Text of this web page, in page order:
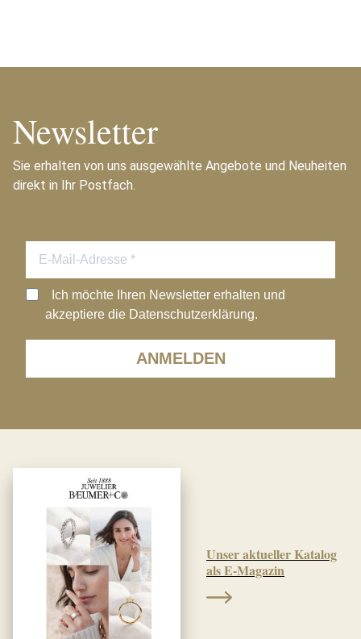
Newsletter
Sie erhalten von uns ausgewählte Angebote und Neuheiten
direkt in Ihr Postfach.
ANMELDEN
Ich möchte Ihren Newsletter erhalten und
akzeptiere die Datenschutzerklärung.
Unser aktueller Katalog
als E-Magazin